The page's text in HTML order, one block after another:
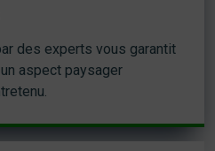
des experts vous garantit
aspect paysager